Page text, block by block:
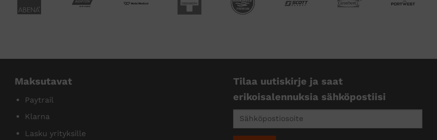
Maksutavat
Paytrail
Klarna
Lasku yrityksille
Tilaa uutiskirje ja saat
erikoisalennuksia sähköpostiisi